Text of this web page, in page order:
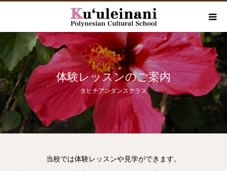
体験レッスンのご案内
タヒチアンダンスクラス
当校では体験レッスンや見学ができます。